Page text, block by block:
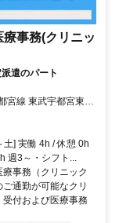
事務(クリニッ
遣のパート
宮線 東武宇都宮東口
分 「鶴田駅」自動
] 実働 4h / 休憩 0h
週3～・シフト...
事務（クリニック
通勤が可能なクリ
付および医療事務